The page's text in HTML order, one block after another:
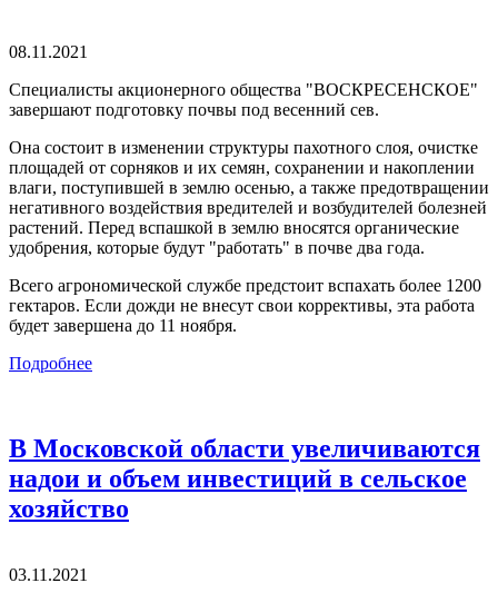
08.11.2021
Специалисты акционерного общества "ВОСКРЕСЕНСКОЕ"
завершают подготовку почвы под весенний сев.
Она состоит в изменении структуры пахотного слоя, очистке
площадей от сорняков и их семян, сохранении и накоплении
влаги, поступившей в землю осенью, а также предотвращении
негативного воздействия вредителей и возбудителей болезней
растений. Перед вспашкой в землю вносятся органические
удобрения, которые будут "работать" в почве два года.
Всего агрономической службе предстоит вспахать более 1200
гектаров. Если дожди не внесут свои коррективы, эта работа
будет завершена до 11 ноября.
Подробнее
В Московской области увеличиваются
надои и объем инвестиций в сельское
хозяйство
03.11.2021